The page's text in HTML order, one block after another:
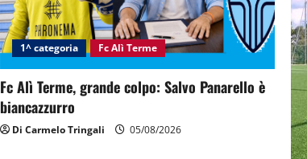
1^ categoria Fc Alì Terme
Fc Alì Terme, grande colpo: Salvo Panarello è
biancazzurro
Di Carmelo Tringali 05/08/2026